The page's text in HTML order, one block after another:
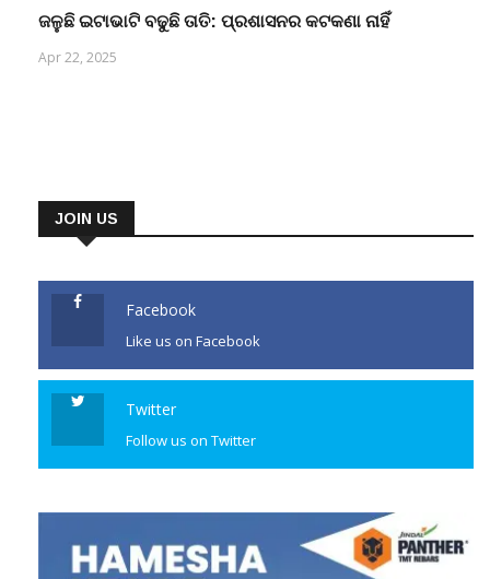
ଜଳୁଛି ଇଟାଭାଟି ବଢୁଛି ତାତି: ପ୍ରଶାସନର କଟକଣା ନାହିଁ
Apr 22, 2025
JOIN US
Facebook
Like us on Facebook
Twitter
Follow us on Twitter